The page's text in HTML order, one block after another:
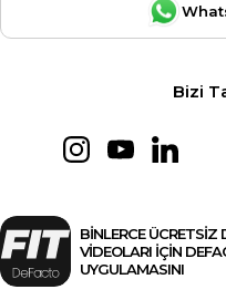
Bizi
BİNLERCE ÜCRETSİZ
VİDEOLARI İÇİN
UYGULAMASINI